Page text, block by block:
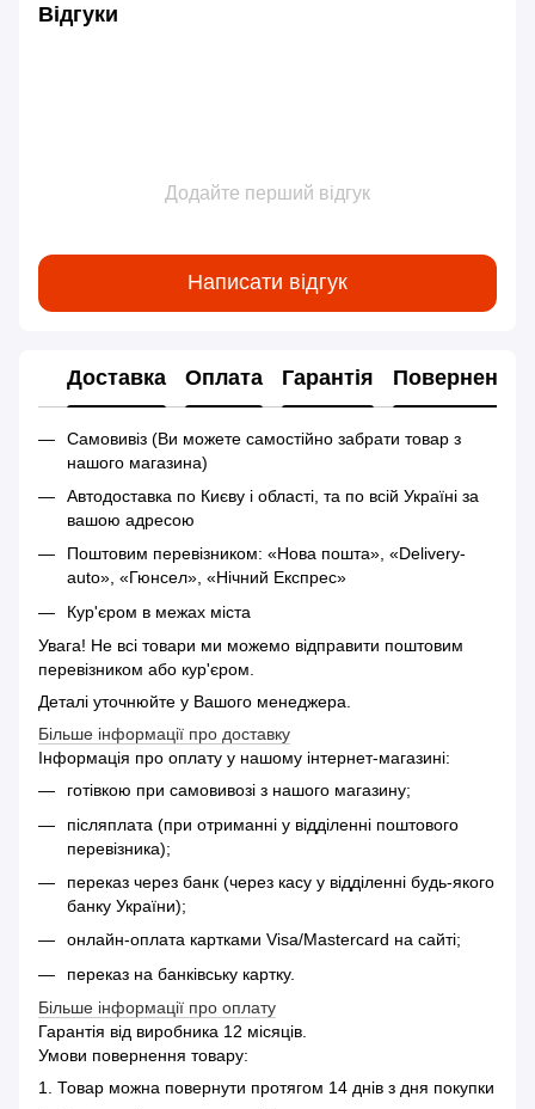
Відгуки
Додайте перший відгук
Написати відгук
Доставка Оплата Гарантія Повернення
Самовивіз (Ви можете самостійно забрати товар з
нашого магазина)
Автодоставка по Києву і області, та по всій Україні за
вашою адресою
Поштовим перевізником: «Нова пошта», «Delivery-
auto», «Гюнсел», «Нічний Експрес»
Кур'єром в межах міста
Увага! Не всі товари ми можемо відправити поштовим
перевізником або кур'єром.
Деталі уточнюйте у Вашого менеджера.
Більше інформації про доставку
Інформація про оплату у нашому інтернет-магазині:
готівкою при самовивозі з нашого магазину;
післяплата (при отриманні у відділенні поштового
перевізника);
переказ через банк (через касу у відділенні будь-якого
банку України);
онлайн-оплата картками Visa/Mastercard на сайті;
переказ на банківську картку.
Більше інформації про оплату
Гарантія від виробника 12 місяців.
Умови повернення товару:
1. Товар можна повернути протягом 14 днів з дня покупки